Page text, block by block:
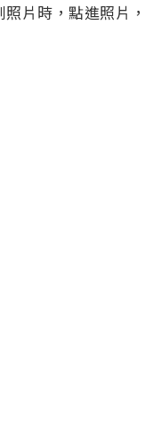
片時，點進照片，